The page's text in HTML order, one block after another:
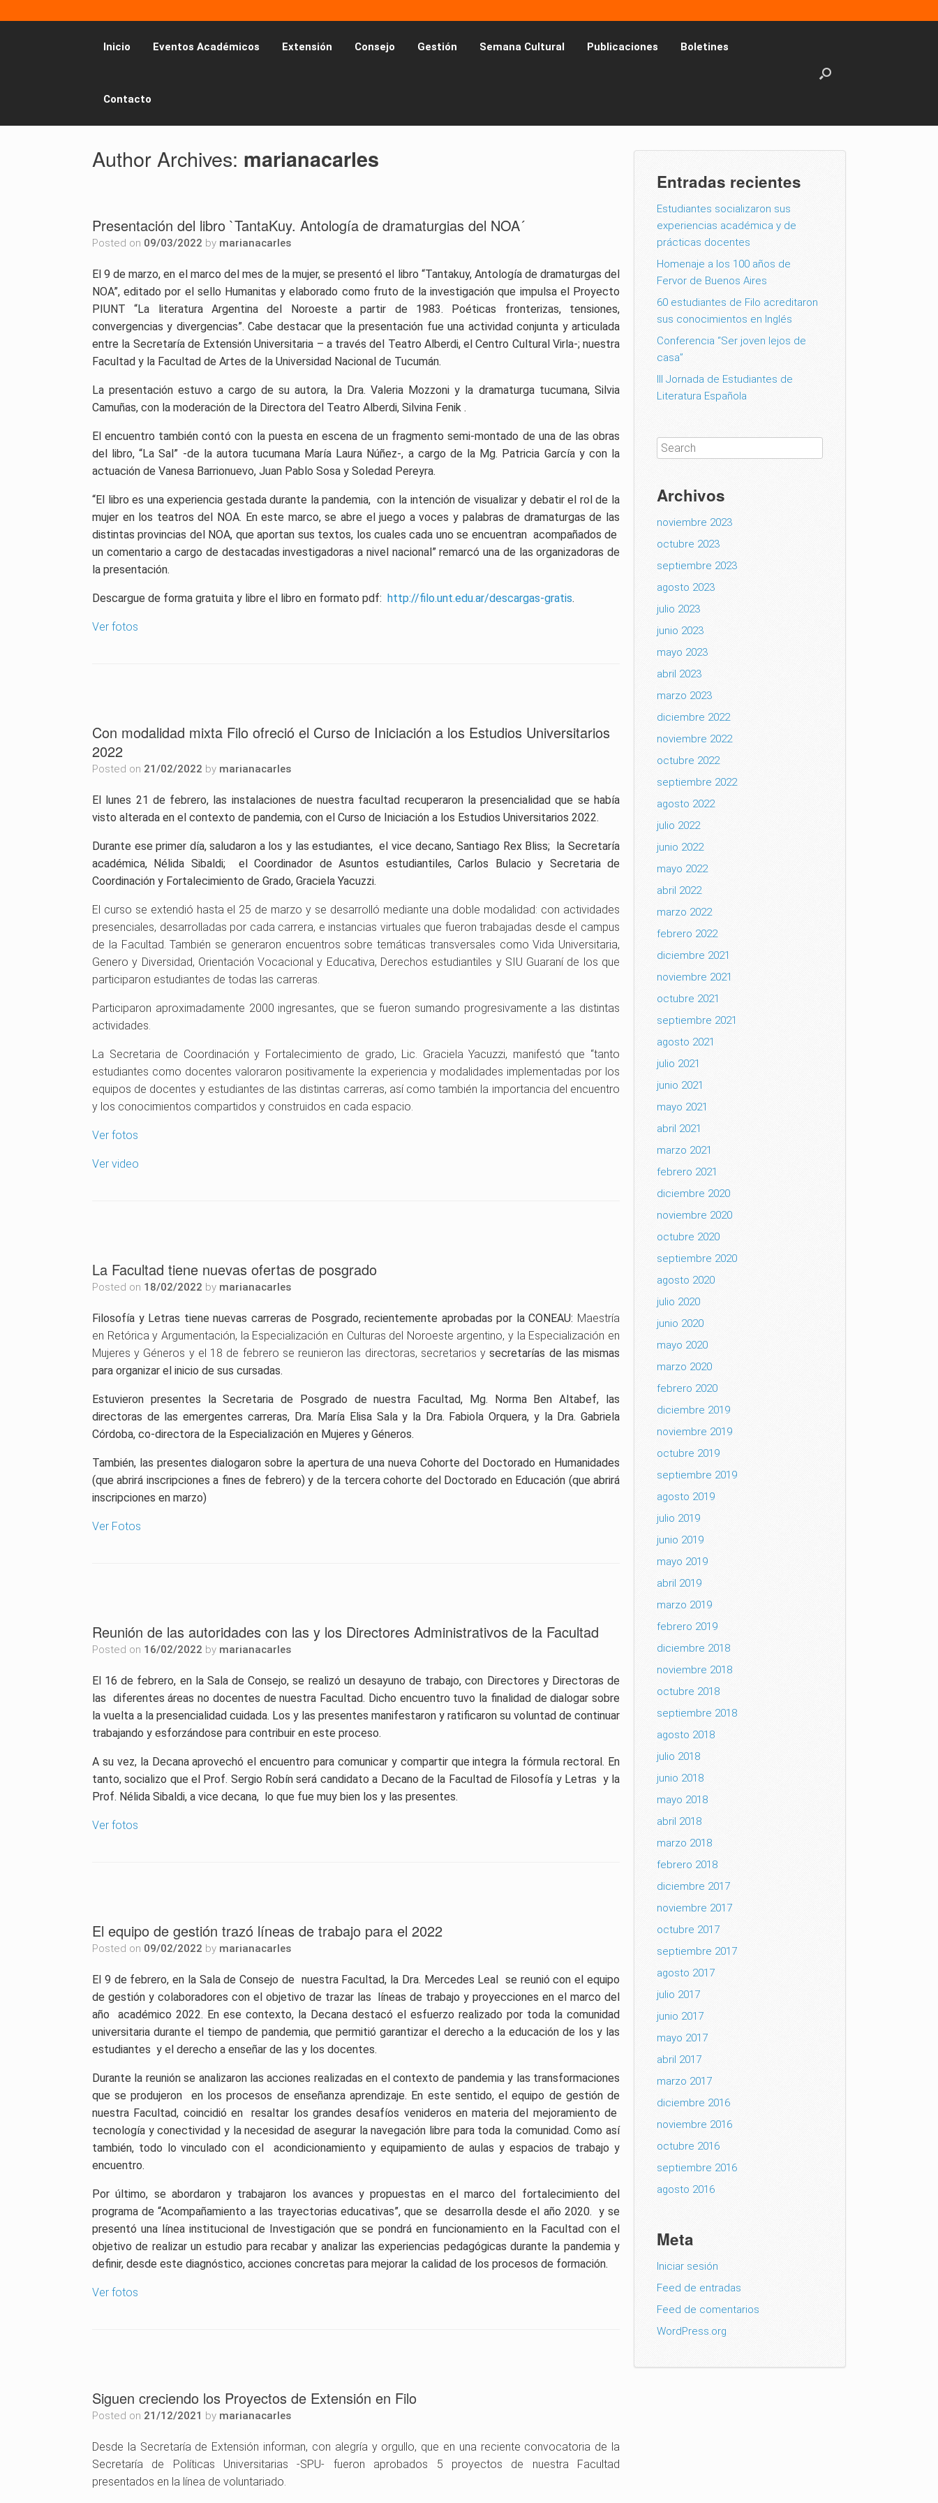
Inicio Eventos Académicos Extensión Consejo Gestión Semana Cultural Publicaciones Boletines
Contacto
Author Archives: marianacarles
Presentación del libro `TantaKuy. Antología de dramaturgias del NOA´
Posted on 09/03/2022 by marianacarles
El 9 de marzo, en el marco del mes de la mujer, se presentó el libro “Tantakuy, Antología de dramaturgas del
NOA”, editado por el sello Humanitas y elaborado como fruto de la investigación que impulsa el Proyecto
PIUNT “La literatura Argentina del Noroeste a partir de 1983. Poéticas fronterizas, tensiones,
convergencias y divergencias”. Cabe destacar que la presentación fue una actividad conjunta y articulada
entre la Secretaría de Extensión Universitaria – a través del Teatro Alberdi, el Centro Cultural Virla-; nuestra
Facultad y la Facultad de Artes de la Universidad Nacional de Tucumán.
La presentación estuvo a cargo de su autora, la Dra. Valeria Mozzoni y la dramaturga tucumana, Silvia
Camuñas, con la moderación de la Directora del Teatro Alberdi, Silvina Fenik .
El encuentro también contó con la puesta en escena de un fragmento semi-montado de una de las obras
del libro, “La Sal” -de la autora tucumana María Laura Núñez-, a cargo de la Mg. Patricia García y con la
actuación de Vanesa Barrionuevo, Juan Pablo Sosa y Soledad Pereyra.
“El libro es una experiencia gestada durante la pandemia, con la intención de visualizar y debatir el rol de la
mujer en los teatros del NOA. En este marco, se abre el juego a voces y palabras de dramaturgas de las
distintas provincias del NOA, que aportan sus textos, los cuales cada uno se encuentran acompañados de
un comentario a cargo de destacadas investigadoras a nivel nacional” remarcó una de las organizadoras de
la presentación.
Descargue de forma gratuita y libre el libro en formato pdf: http://filo.unt.edu.ar/descargas-gratis.
Ver fotos
Con modalidad mixta Filo ofreció el Curso de Iniciación a los Estudios Universitarios
2022
Posted on 21/02/2022 by marianacarles
El lunes 21 de febrero, las instalaciones de nuestra facultad recuperaron la presencialidad que se había
visto alterada en el contexto de pandemia, con el Curso de Iniciación a los Estudios Universitarios 2022.
Durante ese primer día, saludaron a los y las estudiantes, el vice decano, Santiago Rex Bliss; la Secretaría
académica, Nélida Sibaldi; el Coordinador de Asuntos estudiantiles, Carlos Bulacio y Secretaria de
Coordinación y Fortalecimiento de Grado, Graciela Yacuzzi.
El curso se extendió hasta el 25 de marzo y se desarrolló mediante una doble modalidad: con actividades
presenciales, desarrolladas por cada carrera, e instancias virtuales que fueron trabajadas desde el campus
de la Facultad. También se generaron encuentros sobre temáticas transversales como Vida Universitaria,
Genero y Diversidad, Orientación Vocacional y Educativa, Derechos estudiantiles y SIU Guaraní de los que
participaron estudiantes de todas las carreras.
Participaron aproximadamente 2000 ingresantes, que se fueron sumando progresivamente a las distintas
actividades.
La Secretaria de Coordinación y Fortalecimiento de grado, Lic. Graciela Yacuzzi, manifestó que “tanto
estudiantes como docentes valoraron positivamente la experiencia y modalidades implementadas por los
equipos de docentes y estudiantes de las distintas carreras, así como también la importancia del encuentro
y los conocimientos compartidos y construidos en cada espacio.
Ver fotos
Ver video
La Facultad tiene nuevas ofertas de posgrado
Posted on 18/02/2022 by marianacarles
Filosofía y Letras tiene nuevas carreras de Posgrado, recientemente aprobadas por la CONEAU: Maestría
en Retórica y Argumentación, la Especialización en Culturas del Noroeste argentino, y la Especialización en
Mujeres y Géneros y el 18 de febrero se reunieron las directoras, secretarios y secretarías de las mismas
para organizar el inicio de sus cursadas.
Estuvieron presentes la Secretaria de Posgrado de nuestra Facultad, Mg. Norma Ben Altabef, las
directoras de las emergentes carreras, Dra. María Elisa Sala y la Dra. Fabiola Orquera, y la Dra. Gabriela
Córdoba, co-directora de la Especialización en Mujeres y Géneros.
También, las presentes dialogaron sobre la apertura de una nueva Cohorte del Doctorado en Humanidades
(que abrirá inscripciones a fines de febrero) y de la tercera cohorte del Doctorado en Educación (que abrirá
inscripciones en marzo)
Ver Fotos
Reunión de las autoridades con las y los Directores Administrativos de la Facultad
Posted on 16/02/2022 by marianacarles
El 16 de febrero, en la Sala de Consejo, se realizó un desayuno de trabajo, con Directores y Directoras de
las diferentes áreas no docentes de nuestra Facultad. Dicho encuentro tuvo la finalidad de dialogar sobre
la vuelta a la presencialidad cuidada. Los y las presentes manifestaron y ratificaron su voluntad de continuar
trabajando y esforzándose para contribuir en este proceso.
A su vez, laDecana aprovechó el encuentro para comunicar y compartir que integra la fórmula rectoral. En
tanto, socializo que el Prof. Sergio Robín será candidato a Decano de la Facultad de Filosofía y Letras y la
Prof. Nélida Sibaldi, a vice decana, lo que fue muy bien los y las presentes.
Ver fotos
El equipo de gestión trazó líneas de trabajo para el 2022
Posted on 09/02/2022 by marianacarles
El 9 de febrero, en la Sala de Consejo de nuestra Facultad, la Dra. Mercedes Leal se reunió con el equipo
de gestión y colaboradores con el objetivo de trazar las líneas de trabajo y proyecciones en el marco del
año académico 2022. En ese contexto, la Decana destacó el esfuerzo realizado por toda la comunidad
universitaria durante el tiempo de pandemia, que permitió garantizar el derecho a la educación de los y las
estudiantes y el derecho a enseñar de las y los docentes.
Durante la reuniónse analizaron las acciones realizadas en el contexto de pandemia y las transformaciones
que se produjeron en los procesos de enseñanza aprendizaje. En este sentido, el equipo de gestión de
nuestra Facultad, coincidió en resaltar los grandes desafíos venideros en materia del mejoramiento de
tecnología y conectividad y la necesidad de asegurar la navegación libre para toda la comunidad. Como así
también, todo lo vinculado con el acondicionamiento y equipamiento de aulas y espacios de trabajo y
encuentro.
Por último, se abordaron y trabajaron los avances y propuestas en el marco del fortalecimiento del
programa de “Acompañamiento a las trayectorias educativas”, que se desarrolla desde el año 2020. y se
presentó una línea institucional de Investigación que se pondrá en funcionamiento en la Facultad con el
objetivo de realizar un estudio para recabar y analizar las experiencias pedagógicas durante la pandemia y
definir, desde este diagnóstico, acciones concretas para mejorar la calidad de los procesos de formación.
Ver fotos
Siguen creciendo los Proyectos de Extensión en Filo
Posted on 21/12/2021 by marianacarles
Desde la Secretaría de Extensión informan, con alegría y orgullo, que en una reciente convocatoria de la
Secretaría de Políticas Universitarias -SPU- fueron aprobados 5 proyectos de nuestra Facultad
presentados en la línea de voluntariado.
Entradas recientes
Estudiantes socializaron sus
experiencias académica y de
prácticas docentes
Homenaje a los 100 años de
Fervor de Buenos Aires
60 estudiantes de Filo acreditaron
sus conocimientos en Inglés
Conferencia “Ser joven lejos de
casa”
III Jornada de Estudiantes de
Literatura Española
Archivos
noviembre 2023
octubre 2023
septiembre 2023
agosto 2023
julio 2023
junio 2023
mayo 2023
abril 2023
marzo 2023
diciembre 2022
noviembre 2022
octubre 2022
septiembre 2022
agosto 2022
julio 2022
junio 2022
mayo 2022
abril 2022
marzo 2022
febrero 2022
diciembre 2021
noviembre 2021
octubre 2021
septiembre 2021
agosto 2021
julio 2021
junio 2021
mayo 2021
abril 2021
marzo 2021
febrero 2021
diciembre 2020
noviembre 2020
octubre 2020
septiembre 2020
agosto 2020
julio 2020
junio 2020
mayo 2020
marzo 2020
febrero 2020
diciembre 2019
noviembre 2019
octubre 2019
septiembre 2019
agosto 2019
julio 2019
junio 2019
mayo 2019
abril 2019
marzo 2019
febrero 2019
diciembre 2018
noviembre 2018
octubre 2018
septiembre 2018
agosto 2018
julio 2018
junio 2018
mayo 2018
abril 2018
marzo 2018
febrero 2018
diciembre 2017
noviembre 2017
octubre 2017
septiembre 2017
agosto 2017
julio 2017
junio 2017
mayo 2017
abril 2017
marzo 2017
diciembre 2016
noviembre 2016
octubre 2016
septiembre 2016
agosto 2016
Meta
Iniciar sesión
Feed de entradas
Feed de comentarios
WordPress.org